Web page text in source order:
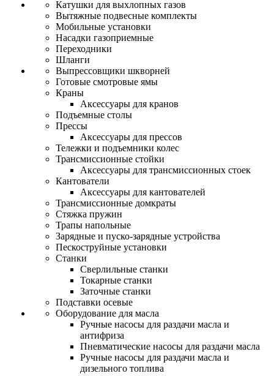
Катушки для выхлопных газов
Вытяжные подвесные комплекты
Мобильные установки
Насадки газоприемные
Переходники
Шланги
Выпрессовщики шкворней
Готовые смотровые ямы
Краны
Аксессуары для кранов
Подъемные столы
Прессы
Аксессуары для прессов
Тележки и подъемники колес
Трансмиссионные стойки
Аксессуары для трансмиссионных стоек
Кантователи
Аксессуары для кантователей
Трансмиссионные домкраты
Стяжка пружин
Трапы напольные
Зарядные и пуско-зарядные устройства
Пескоструйные установки
Станки
Сверлильные станки
Токарные станки
Заточные станки
Подставки осевые
Оборудование для масла
Ручные насосы для раздачи масла и
антифриза
Пневматические насосы для раздачи масла
Ручные насосы для раздачи масла и
дизельного топлива